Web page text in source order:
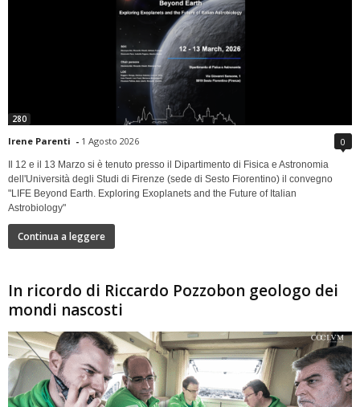
280
Irene Parenti - 1 Agosto 2026 0
Il 12 e il 13 Marzo si è tenuto presso il Dipartimento di Fisica e Astronomia
dell'Università degli Studi di Firenze (sede di Sesto Fiorentino) il convegno
"LIFE Beyond Earth. Exploring Exoplanets and the Future of Italian
Astrobiology"
Continua a leggere
In ricordo di Riccardo Pozzobon geologo dei
mondi nascosti